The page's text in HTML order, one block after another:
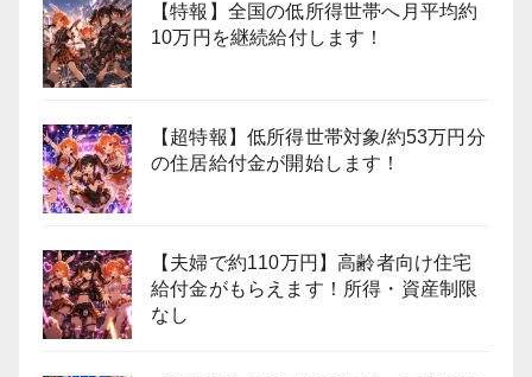
【特報】全国の低所得世帯へ月平均約
10万円を継続給付します！
【超特報】低所得世帯対象/約53万円分
の住居給付金が開始します！
【夫婦で約110万円】高齢者向け住宅
給付金がもらえます！所得・資産制限
なし